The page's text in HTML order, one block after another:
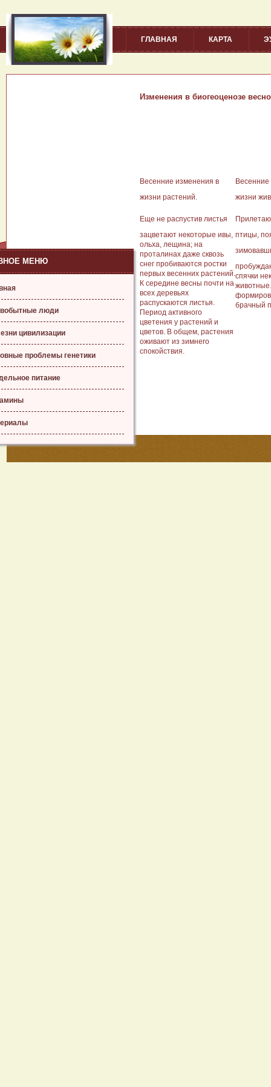
ГЛАВНАЯ КАРТА
МЕНЮ
люди
цивилизации
проблемы генетики
питание
Изменения в биогеоценозе
Весенние изменения в
жизни растений.
жизни
Еще не распустив листья
зацветают некоторые ивы,
ольха, лещина; на
проталинах даже сквозь
снег пробиваются ростки
первых весенних растений.
К середине весны почти на
всех деревьях
распускаются листья.
Период активного
цветения у растений и
цветов. В общем, растения
оживают из зимнего
спокойствия.
птицы,
спячки
брачный